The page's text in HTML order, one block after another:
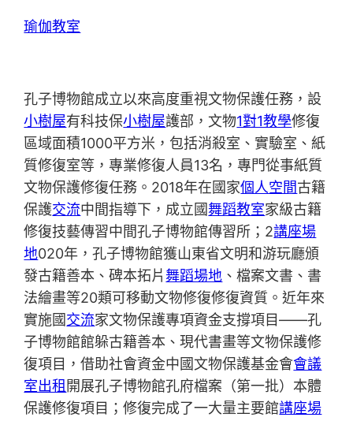
瑜伽教室
孔子博物館成立以來高度重視文物保護任務，設
小樹屋有科技保小樹屋護部，文物1對1教學修復
區域面積1000平方米，包括消殺室、實驗室、紙
質修復室等，專業修復人員13名，專門從事紙質
文物保護修復任務。2018年在國家個人空間古籍
保護交流中間指導下，成立國舞蹈教室家級古籍
修復技藝傳習中間孔子博物館傳習所；2講座場
地020年，孔子博物館獲山東省文明和游玩廳頒
發古籍善本、碑本拓片 舞蹈場地 、檔案文書、書
法繪畫等20類可移動文物修復修復資質。近年來
實施國交流家文物保護專項資金支撐項目——孔
子博物館館躲古籍善本、現代書畫等文物保護修
復項目，借助社會資金中國文物保護基金會會議
室出租開展孔子博物館孔府檔案（第一批）本體
保護修復項目；修復完成了一大量主要館講座場